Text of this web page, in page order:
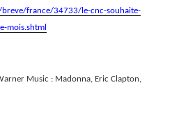
france/34733/le-cnc-souhaite-
mois.shtml
Music : Madonna, Eric Clapton,